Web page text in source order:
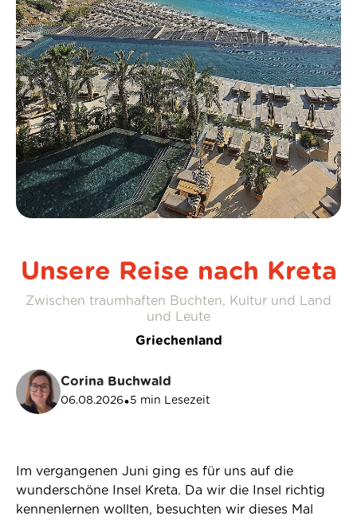
Unsere Reise nach Kreta
Zwischen traumhaften Buchten, Kultur und Land
und Leute
Griechenland
Corina Buchwald
06.08.2026•5 min Lesezeit
Im vergangenen Juni ging es für uns auf die
wunderschöne Insel Kreta. Da wir die Insel richtig
kennenlernen wollten, besuchten wir dieses Mal